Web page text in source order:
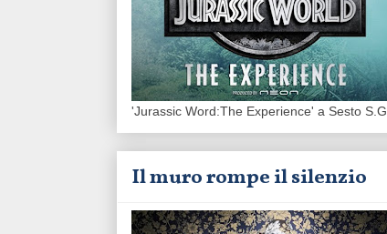
'Jurassic Word:The Experience' a Sesto S.G.
Il muro rompe il silenzio